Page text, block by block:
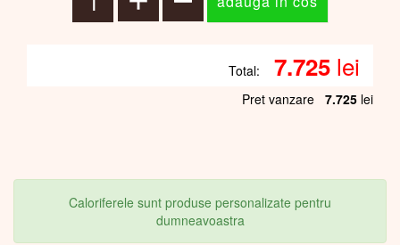
Total: 7.725 lei
Pret vanzare 7.725 lei
Caloriferele sunt produse personalizate pentru
dumneavoastra